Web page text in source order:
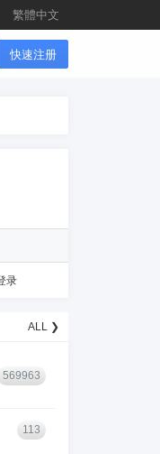
繁體中文
快速注册
录
ALL ❯
569963
113